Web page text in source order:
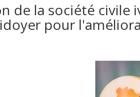
de la société civile
pour